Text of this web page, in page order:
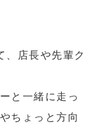
、店長や先輩ク
と一緒に走っ
ちょっと方向